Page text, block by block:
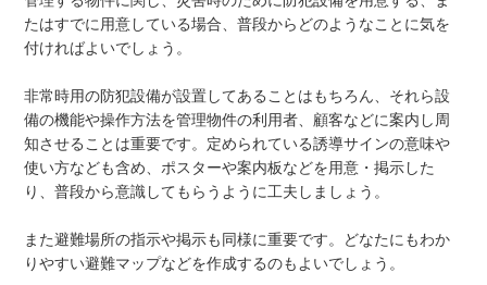
たはすでに用意している場合、普段からどのようなことに気を
付ければよいでしょう。
非常時用の防犯設備が設置してあることはもちろん、それら設
備の機能や操作方法を管理物件の利用者、顧客などに案内し周
知させることは重要です。定められている誘導サインの意味や
使い方なども含め、ポスターや案内板などを用意・掲示した
り、普段から意識してもらうように工夫しましょう。
また避難場所の指示や掲示も同様に重要です。どなたにもわか
りやすい避難マップなどを作成するのもよいでしょう。